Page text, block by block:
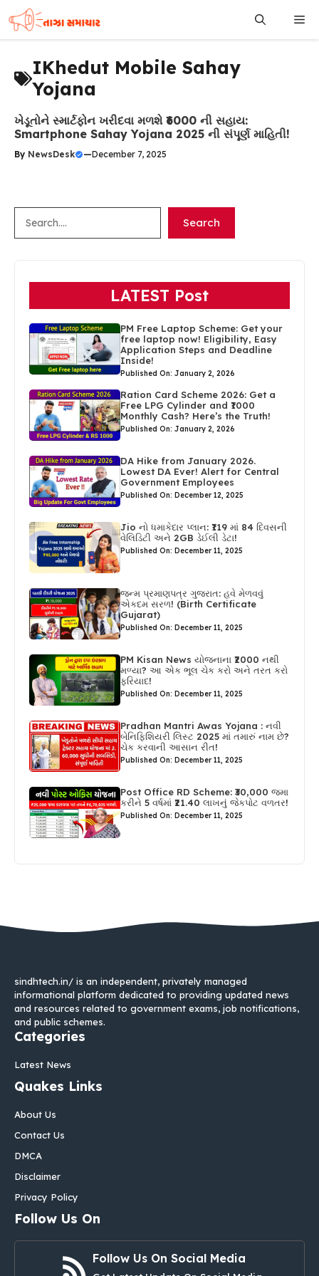
to
content
IKhedut Mobile Sahay
Yojana
ખેડૂતોને સ્માર્ટફોન ખરીદવા મળશે ₹6000 ની સહાય:
Smartphone Sahay Yojana 2025 ની સંપૂર્ણ માહિતી!
By NewsDesk —December 7, 2025
Search
LATEST Post
PM Free Laptop Scheme: Get your
free laptop now! Eligibility, Easy
Application Steps and Deadline
Inside!
Published On: January 2, 2026
Ration Card Scheme 2026: Get a
Free LPG Cylinder and ₹1000
Monthly Cash? Here’s the Truth!
Published On: January 2, 2026
DA Hike from January 2026.
Lowest DA Ever! Alert for Central
Government Employees
Published On: December 12, 2025
Jio નો ધમાકેદાર પ્લાન: ₹119 માં 84 દિવસની
વેલિડિટી અને 2GB ડેઈલી ડેટા!
Published On: December 11, 2025
જન્મ પ્રમાણપત્ર ગુજરાત: હવે મેળવવું
એકદમ સરળ! (Birth Certificate
Gujarat)
Published On: December 11, 2025
PM Kisan News યોજનાના ₹2000 નથી
મળ્યા? આ એક ભૂલ ચેક કરો અને તરત કરો
ફરિયાદ!
Published On: December 11, 2025
Pradhan Mantri Awas Yojana : નવી
બેનિફિશિયરી લિસ્ટ 2025 માં તમારું નામ છે?
ચેક કરવાની આસાન રીત!
Published On: December 11, 2025
Post Office RD Scheme: ₹30,000 જમા
કરીને 5 વર્ષમાં ₹21.40 લાખનું જેકપોટ વળતર!
Published On: December 11, 2025
sindhtech.in/ is an independent, privately managed
informational platform dedicated to providing updated news
and resources related to government exams, job notifications,
and public schemes.
Categories
Latest News
Quakes Links
About Us
Contact Us
DMCA
Disclaimer
Privacy Policy
Follow Us On
Follow Us On Social Media